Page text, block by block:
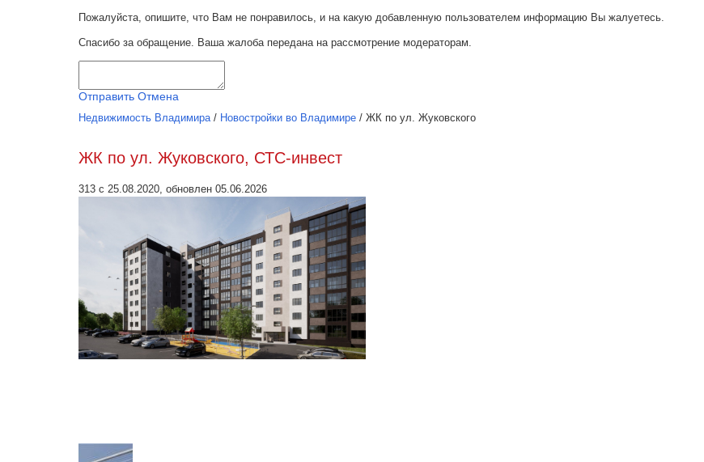
Пожалуйста, опишите, что Вам не понравилось, и на какую добавленную пользователем информацию Вы жалуетесь.
Спасибо за обращение. Ваша жалоба передана на рассмотрение модераторам.
Отправить Отмена
Недвижимость Владимира/ Новостройки во Владимире / ЖК по ул. Жуковского
ЖК по ул. Жуковского, СТС-инвест
313 с 25.08.2020, обновлен 05.06.2026